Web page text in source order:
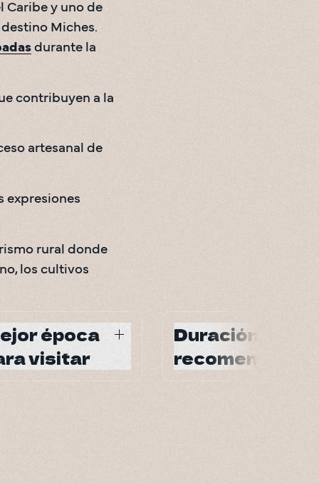
Caribe y uno de
Miches.
durante la
contribuyen a la
artesanal de
expresiones
rural donde
los cultivos
época
visitar
Duración
recomendada